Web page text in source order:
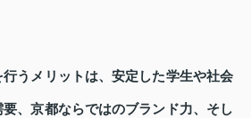
うメリットは、安定した学生や社会
、京都ならではのブランド力、そし